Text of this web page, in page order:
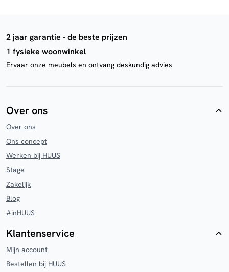
2 jaar garantie - de beste prijzen
1 fysieke woonwinkel
Ervaar onze meubels en ontvang deskundig advies
Over ons
Over ons
Ons concept
Werken bij HUUS
Stage
Zakelijk
Blog
#inHUUS
Klantenservice
Mijn account
Bestellen bij HUUS